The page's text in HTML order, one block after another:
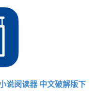
说阅读器 中文破解版下